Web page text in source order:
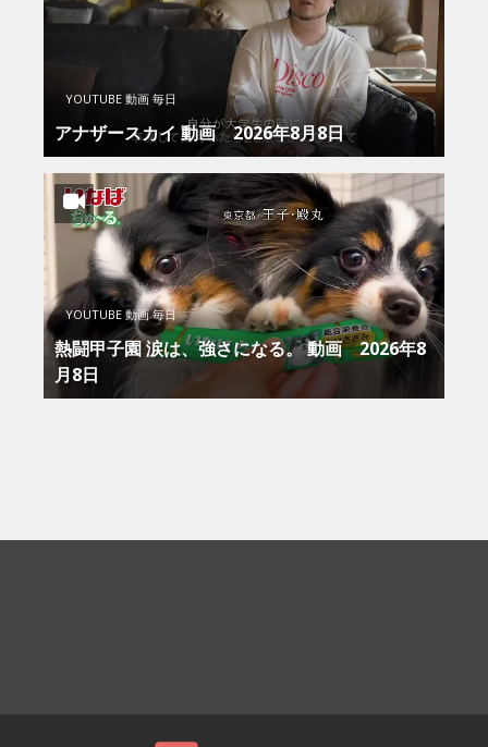
YOUTUBE 動画 毎日
アナザースカイ 動画 2026年8月8日
YOUTUBE 動画 毎日
熱闘甲子園 涙は、強さになる。 動画 2026年8
月8日